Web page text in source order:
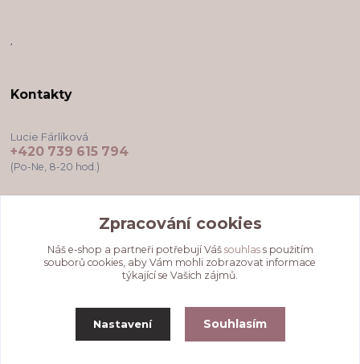
,
Kontakty
Lucie Fárlíková
+420 739 615 794
(Po-Ne, 8-20 hod.)
Upravit sběr cookies.
Zpracování cookies
Náš e-shop a partneři potřebují Váš souhlass použitím
souborů cookies, aby Vám mohli zobrazovat informace
týkající se Vašich zájmů.
Nastavení Souhlasím